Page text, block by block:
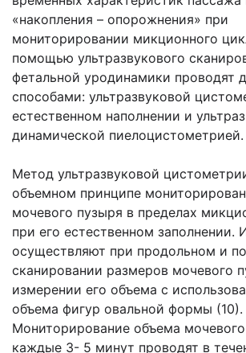
«накопления – опорожнения» при
мониторировании микционного
помощью ультразвукового
фетальной уродинамики проводят
способами: ультразвуковой
естественном наполнении и
динамической пиелоцистометрией.
Метод ультразвуковой
объемном принципе
мочевого пузыря в пределах
при его естественном заполнении.
осуществляют при продольном и
сканировании размеров мочевого
измерении его объема с
объема фигур овальной формы (10).
Мониторирование объема
каждые 3- 5 минут проводят в